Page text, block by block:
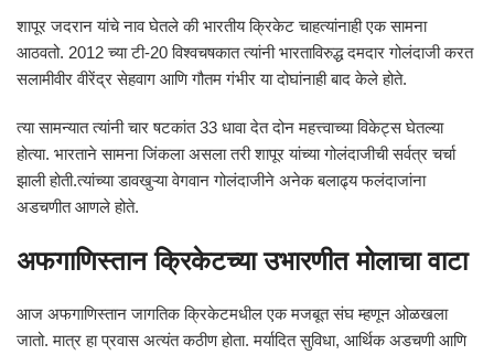
शापूर जदरान यांचे नाव घेतले की भारतीय क्रिकेट चाहत्यांनाही एक सामना
आठवतो. 2012 च्या टी-20 विश्वचषकात त्यांनी भारताविरुद्ध दमदार गोलंदाजी करत
सलामीवीर वीरेंद्र सेहवाग आणि गौतम गंभीर या दोघांनाही बाद केले होते.
त्या सामन्यात त्यांनी चार षटकांत 33 धावा देत दोन महत्त्वाच्या विकेट्स घेतल्या
होत्या. भारताने सामना जिंकला असला तरी शापूर यांच्या गोलंदाजीची सर्वत्र चर्चा
झाली होती.त्यांच्या डावखुऱ्या वेगवान गोलंदाजीने अनेक बलाढ्य फलंदाजांना
अडचणीत आणले होते.
अफगाणिस्तान क्रिकेटच्या उभारणीत मोलाचा वाटा
आज अफगाणिस्तान जागतिक क्रिकेटमधील एक मजबूत संघ म्हणून ओळखला
जातो. मात्र हा प्रवास अत्यंत कठीण होता. मर्यादित सुविधा, आर्थिक अडचणी आणि